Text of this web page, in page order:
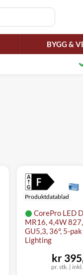
BYGG &
CorePro LED
MR16, 4,4W
GU5,3, 36°, 5-
Lighting
Produktdatablad
pr. stk. |
kr